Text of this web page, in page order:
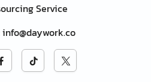
Service
info@daywork.co